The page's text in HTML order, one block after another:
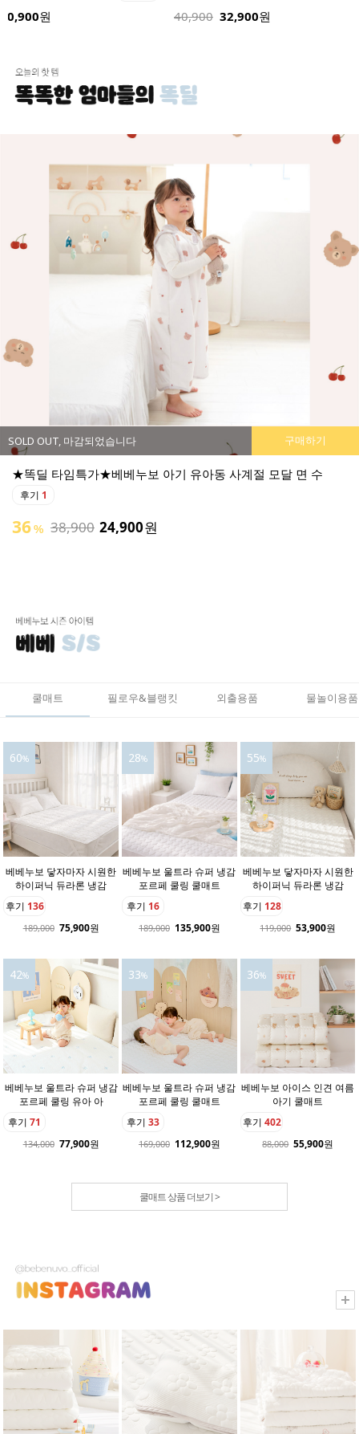
32,900원
SOLD OUT, 마감되었습니다 구매하기
★똑딜 타임특가★베베누보 소프트 부스터 아기 튜브 의자
후기 0
튜브로 폭신하고 활용도가 좋은 아기 의자 출시:)
49
쿨매트 필로우&블랭킷 외출용품 물놀이용품
60%
베베누보 닿자마자 시원한
하이퍼닉 듀라론 냉감
후기 136
189,000 75,900원
28%
베베누보 울트라 슈퍼 냉감
포르페 쿨링 쿨매트
후기 16
189,000 135,900원
55%
베베누보 닿자마자 시원한
하이퍼닉 듀라론 냉감
후기 128
119,000 53,900원
42%
베베누보 울트라 슈퍼 냉감
포르페 쿨링 유아 아
후기71
134,000 77,900원
33%
베베누보 울트라 슈퍼 냉감
포르페 쿨링 쿨매트
후기33
169,000 112,900원
36%
베베누보 아이스 인견 여름
아기 쿨매트
후기 402
88,000 55,900원
쿨매트 상품 더보기 >